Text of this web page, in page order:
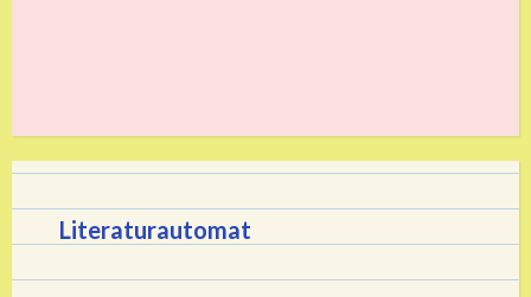
Literaturautomat